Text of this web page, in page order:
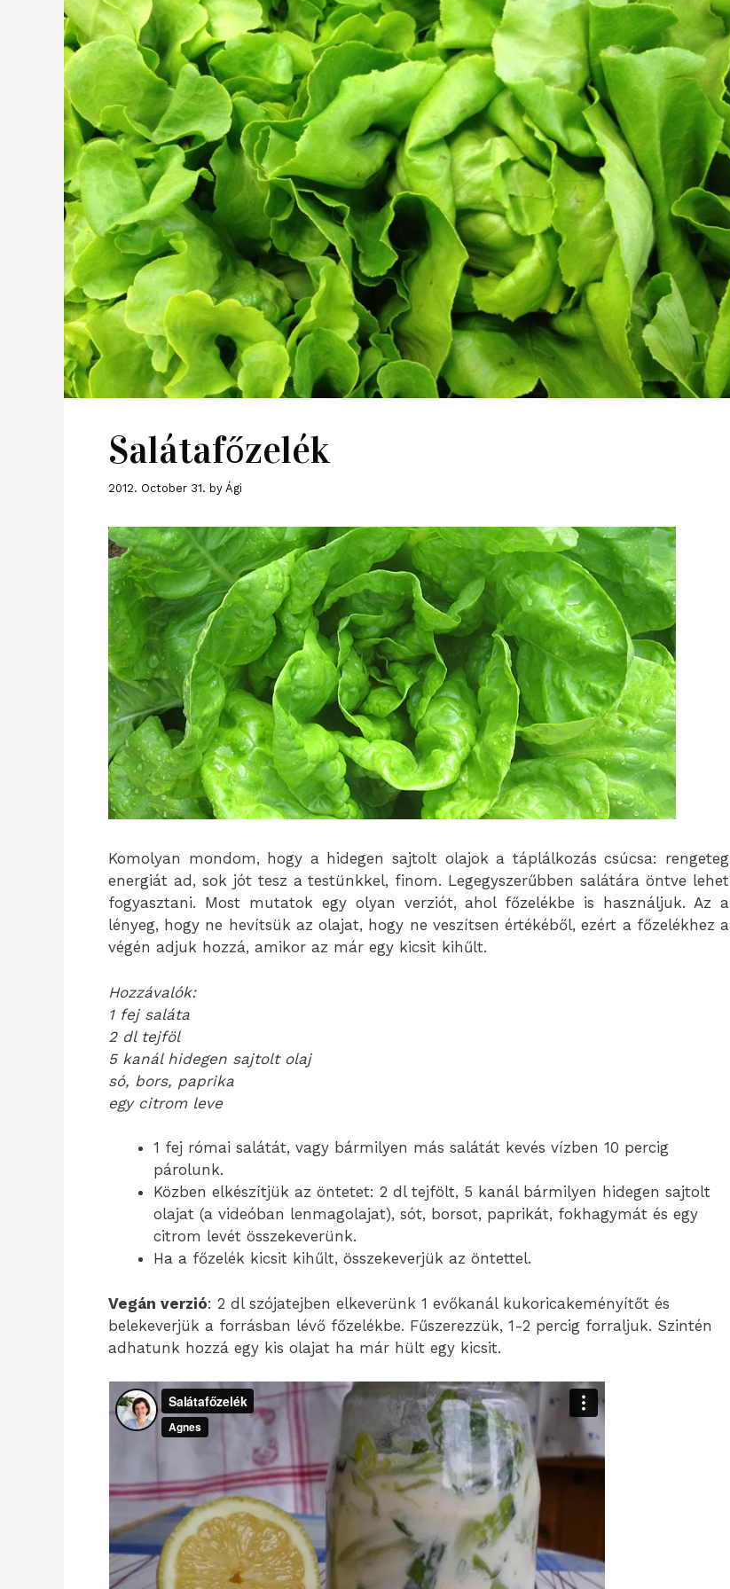
Salátafőzelék
2012. October 31. by Ági
Komolyan mondom, hogy a hidegen sajtolt olajok a táplálkozás csúcsa: rengeteg
energiát ad, sok jót tesz a testünkkel, finom. Legegyszerűbben salátára öntve lehet
fogyasztani. Most mutatok egy olyan verziót, ahol főzelékbe is használjuk. Az a
lényeg, hogy ne hevítsük az olajat, hogy ne veszítsen értékéből, ezért a főzelékhez a
végén adjuk hozzá, amikor az már egy kicsit kihűlt.
Hozzávalók:
1 fej saláta
2 dl tejföl
5 kanál hidegen sajtolt olaj
só, bors, paprika
egy citrom leve
1 fej római salátát, vagy bármilyen más salátát kevés vízben 10 percig
párolunk.
Közben elkészítjük az öntetet: 2 dl tejfölt, 5 kanál bármilyen hidegen sajtolt
olajat (a videóban lenmagolajat), sót, borsot, paprikát, fokhagymát és egy
citrom levét összekeverünk.
Ha a főzelék kicsit kihűlt, összekeverjük az öntettel.
Vegán verzió: 2 dl szójatejben elkeverünk 1 evőkanál kukoricakeményítőt és
belekeverjük a forrásban lévő főzelékbe. Fűszerezzük, 1-2 percig forraljuk. Szintén
adhatunk hozzá egy kis olajat ha már hült egy kicsit.